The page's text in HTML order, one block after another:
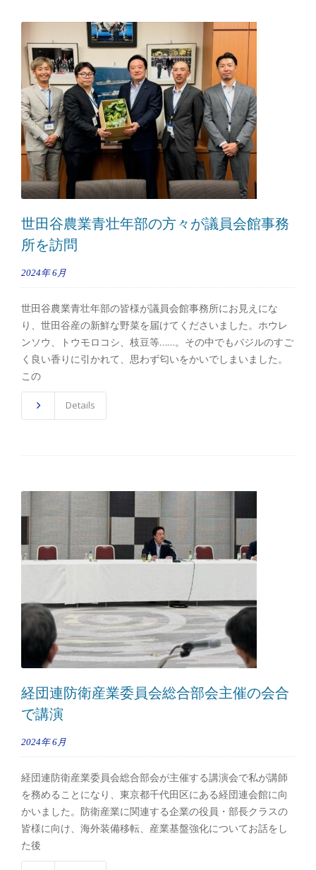
世田谷農業青壮年部の方々が議員会館事務
所を訪問
2024年 6月
世田谷農業青壮年部の皆様が議員会館事務所にお見えにな
り、世田谷産の新鮮な野菜を届けてくださいました。ホウレ
ンソウ、トウモロコシ、枝豆等……。その中でもバジルのすご
く良い香りに引かれて、思わず匂いをかいでしまいました。
この
Details
経団連防衛産業委員会総合部会主催の会合
で講演
2024年 6月
経団連防衛産業委員会総合部会が主催する講演会で私が講師
を務めることになり、東京都千代田区にある経団連会館に向
かいました。防衛産業に関連する企業の役員・部長クラスの
皆様に向け、海外装備移転、産業基盤強化についてお話をし
た後